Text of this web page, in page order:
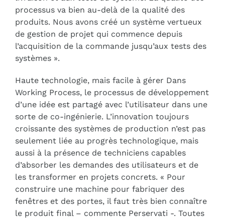
processus va bien au-delà de la qualité des
produits. Nous avons créé un système vertueux
de gestion de projet qui commence depuis
l’acquisition de la commande jusqu’aux tests des
systèmes ».
Haute technologie, mais facile à gérer Dans
Working Process, le processus de développement
d’une idée est partagé avec l’utilisateur dans une
sorte de co-ingénierie. L’innovation toujours
croissante des systèmes de production n’est pas
seulement liée au progrès technologique, mais
aussi à la présence de techniciens capables
d’absorber les demandes des utilisateurs et de
les transformer en projets concrets. « Pour
construire une machine pour fabriquer des
fenêtres et des portes, il faut très bien connaître
le produit final – commente Perservati -. Toutes